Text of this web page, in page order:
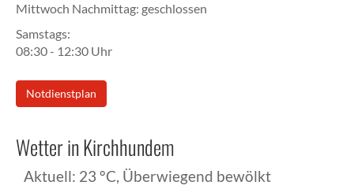
Mittwoch Nachmittag: geschlossen
Samstags:
08:30 - 12:30 Uhr
Notdienstplan
Wetter in Kirchhundem
Aktuell: 23 °C, Überwiegend bewölkt